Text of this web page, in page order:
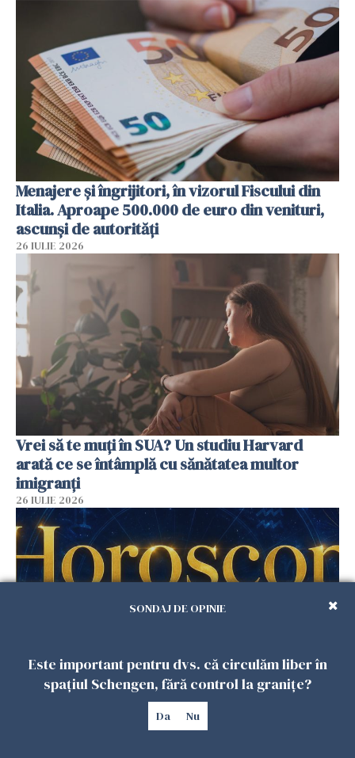
Menajere și îngrijitori, în vizorul Fiscului din
Italia. Aproape 500.000 de euro din venituri,
ascunși de autorități
26 IULIE 2026
Vrei să te muți în SUA? Un studiu Harvard
arată ce se întâmplă cu sănătatea multor
imigranți
26 IULIE 2026
Horoscop 27 iulie. Lunea care schimbă ritmul
săptămânii. Universul deschide uși
neașteptate pentru unele zodii
SONDAJ DE OPINIE
Este important pentru dvs. că circulăm liber în
spațiul Schengen, fără control la granițe?
Da Nu